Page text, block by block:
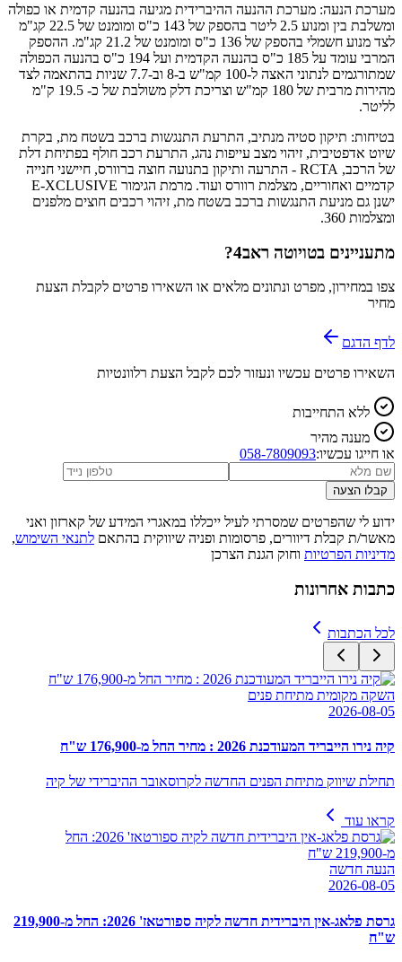
מערכת הנעה: מערכת ההנעה ההיברידית מגיעה בהנעה קדמית או כפולה
ומשלבת בין ומנוע 2.5 ליטר בהספק של 143 כ"ס ומומנט של 22.5 קג"מ
לצד מנוע חשמלי בהספק של 136 כ"ס ומומנט של 21.2 קג"מ. ההספק
המרבי עומד על 185 כ"ס בהנעה הקדמית ועל 194 כ"ס בהנעה הכפולה
שמתורגמים לנתוני האצה ל-100 קמ"ש ב-8 וב-7.7 שניות בהתאמה לצד
מהירות מרבית של 180 קמ"ש וצריכת דלק משולבת של כ- 19.5 ק"מ
לליטר.
בטיחות: תיקון סטיה מנתיב, התרעת התנגשות ברכב בשטח מת, בקרת
שיוט אדפטיבית, זיהוי מצב עייפות נהג, התרעת רכב חולף בפתיחת דלת
של הרכב, RCTA - התרעה ותיקון בתנועה חוצה ברוורס, חיישני חנייה
קדמיים ואחוריים, מצלמת רוורס ועוד. מרמת הגימור E-XCLUSIVE
ישנן גם מניעת התנגשות ברכב בשטח מת, זיהוי רכבים חוצים מלפנים
ומצלמות 360.
מתעניינים בטויוטה ראב4 ?
צפו במחירון, מפרט ונתונים מלאים או השאירו פרטים לקבלת הצעת
מחיר
לדף הדגם
השאירו פרטים עכשיו ונעזור לכם לקבל הצעת רלוונטיות
ללא התחייבות
מענה מהיר
או חייגו עכשיו:058-7809093
קבלו הצעה
ידוע לי שהפרטים שמסרתי לעיל ייכללו במאגרי המידע של קארזון ואני
מאשר/ת קבלת דיוורים, פרסומות ופניה שיווקית בהתאם לתנאי השימוש,
מדיניות הפרטיות וחוק הגנת הצרכן
כתבות אחרונות
לכל הכתבות
השקה מקומית מתיחת פנים
2026-08-05
קיה נירו הייבריד המעודכנת 2026 : מחיר החל מ-176,900 ש"ח
תחילת שיווק מתיחת הפנים החדשה לקרוסאובר ההיברידי של קיה
קראו עוד
הנעה חדשה
2026-08-05
גרסת פלאג-אין היברידית חדשה לקיה ספורטאז' 2026: החל מ-219,900
ש"ח